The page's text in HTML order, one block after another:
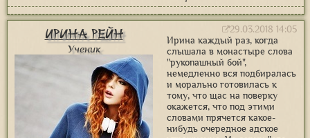
Ирина Рейн
Ученик
29.03.2018 14:05
Ирина каждый раз, когда
слышала в монастыре слова
"рукопашный бой",
немедленно вся подбиралась
и морально готовилась к
тому, что щас на поверку
окажется, что под этими
словами прячется какое-
нибудь очередное адское